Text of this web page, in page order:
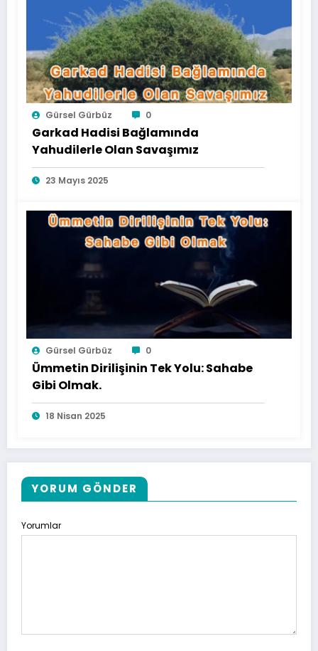
Gürsel Gürbüz 0
Garkad Hadisi Bağlamında
Yahudilerle Olan Savaşımız
23 Mayıs 2025
Gürsel Gürbüz 0
Ümmetin Dirilişinin Tek Yolu: Sahabe
Gibi Olmak.
18 Nisan 2025
YORUM GÖNDER
Yorumlar